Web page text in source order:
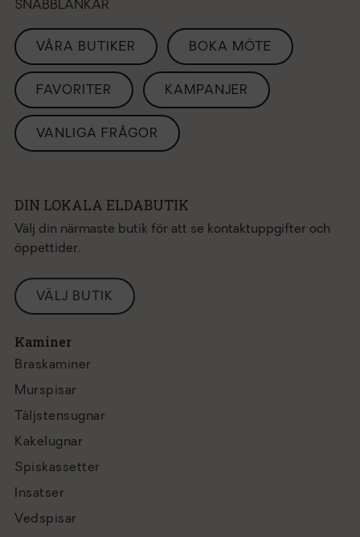
SNABBLÄNKAR
VÅRA BUTIKER BOKA MÖTE
FAVORITER KAMPANJER
VANLIGA FRÅGOR
DIN LOKALA ELDABUTIK
Välj din närmaste butik för att se kontaktuppgifter och
öppettider.
VÄLJ BUTIK
Kaminer
Braskaminer
Murspisar
Täljstensugnar
Kakelugnar
Spiskassetter
Insatser
Vedspisar